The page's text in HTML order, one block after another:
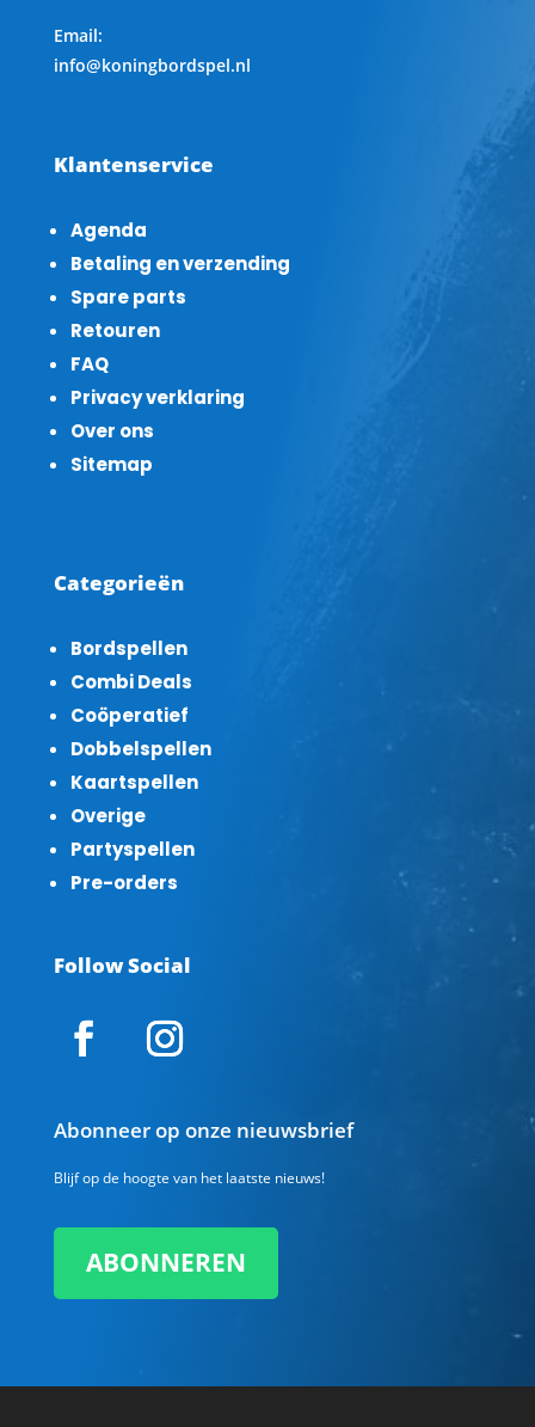
Email:
info@koningbordspel.nl
Klantenservice
Agenda
Betaling en verzending
Spare parts
Retouren
FAQ
Privacy verklaring
Over ons
Sitemap
Categorieën
Bordspellen
Combi Deals
Coöperatief
Dobbelspellen
Kaartspellen
Overige
Partyspellen
Pre-orders
Follow Social
Abonneer op onze nieuwsbrief
Blijf op de hoogte van het laatste nieuws!
ABONNEREN